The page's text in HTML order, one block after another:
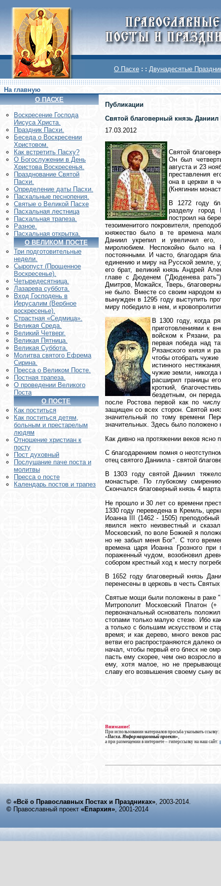
О Пасхе : : Двунадесятые
На главную
О ПАСХЕ
Воскреcение Господа
Иисуса Христа.
Праздник Пасхи.
Беседа о Воскресении
Христовом.
Как встретить Пасху?
О Богослужении в День
Христова Воскресенья.
Празднование Святой
Пасхи.
Определение даты Пасхи.
Пасхальные песнопения.
Святые о Великой Пасхе
Пасхальная лестница
Пасхальная трапеза.
Разное.
Пасхальная открытка.
О ВЕЛИКОМ ПОСТЕ
Три подготовительные
недели.
Сыропуст (Прощенное
Воскресенье).
Четыредесятница.
Лазарева суббота.
Вход Господень в
Иерусалим (Вербное
воскресенье).
Страстная «Седмица».
Великая Среда.
Великий Четверг.
Великая Пятница.
Великая Суббота.
Молитва святого Ефрема
Сирина.
Пресса о Великом Посте.
Постная трапеза.
О проведении Великого
Поста
О ПОСТЕ
Как поститься
Как поститься детям,
больным и престарелым
людям
Отношение христиан к
посту
Пост духовный
Послушание паче поста и
молитвы
Пресса о посте
Календарь постов и трапез
Публикации
Святой благоверный князь
17.03.2012
Святой
Он был
августа и 23
преставления
она в церкви в
(Княгинин
В 1272 году
разделу город
построил на
тезоименитого покровителя,
княжество было в те времена
Даниил укрепил и увеличил
миролюбием. Неспокойно было
постоянными. И часто, благодаря
единению и миру на Русской земле,
его брат, великий князь Андрей
главе с Дюденем ("Дюденева
Дмитров, Можайск, Тверь,
не было. Вместе со своим народом
вынужден в 1295 году выступить
миру победило в нем, и
В 1300 году, когда
приготовлениями к
войском к Рязани,
первая победа над
Рязанского князя и
чтобы отобрать
истинного
чужие земли, никогда
расширил границы
кроткий,
бездетным, он
после Ростова первой как по
защищен со всех сторон. Святой
значительный по тому времени
значительных. Здесь было
Как дивно на протяжении веков
С благодарением помня о
отец святого Даниила - святой
В 1303 году святой Даниил
монастыре. По глубокому
Скончался благоверный князь 4
Не прошло и 30 лет со времени
1330 году переведена в Кремль,
Иоанна III (1462 - 1505)
явился некто неизвестный и
Московский, по воле Божией я
но не забыл меня Бог". С того
времена царя Иоанна Грозного
пораженный чудом, возобновил
собором крестный ход к месту
В 1652 году благоверный князь
перенесены в церковь в честь
Святые мощи были положены в раке
Митрополит Московский Платон
первоначальный основатель
стопами только малую стезю. Ибо
а только с большим искусством и
время; и как дерево, много веков
ветви его распространяются далеко
начал, чтобы первый его блеск не
пасть ему скорее, чем оно возросло
ему, хотя малое, но не
славу его возвышения своему сыну
Внимание!
При использовании материалов просьба указывать ссылку:
«Пасха. Информационный проект»,
а при размещении в интернете – гиперссылку на наш сайт:
© «Всё о Православных Постах и Праздниках», 2003-2014.
© Православный проект «Епархия», 2001-2014